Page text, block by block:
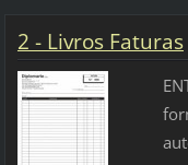
2 - Livros Faturas